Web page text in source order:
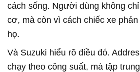
cách sống. Người dùng không
cơ, mà còn vì cách chiếc xe
họ.
Và Suzuki hiểu rõ điều đó.
chạy theo công suất, mà tập